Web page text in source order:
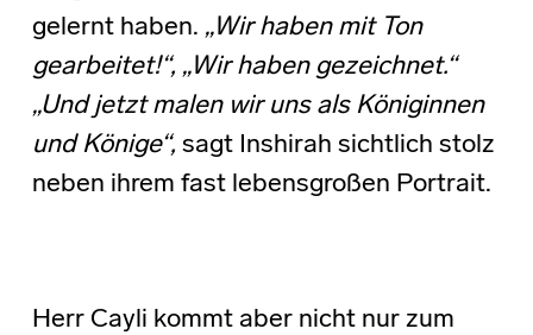
gelernt haben. „Wir haben mit Ton
gearbeitet!“, „Wir haben gezeichnet.“
„Und jetzt malen wir uns als Königinnen
und Könige“, sagt Inshirah sichtlich stolz
neben ihrem fast lebensgroßen Portrait.
Herr Cayli kommt aber nicht nur zum